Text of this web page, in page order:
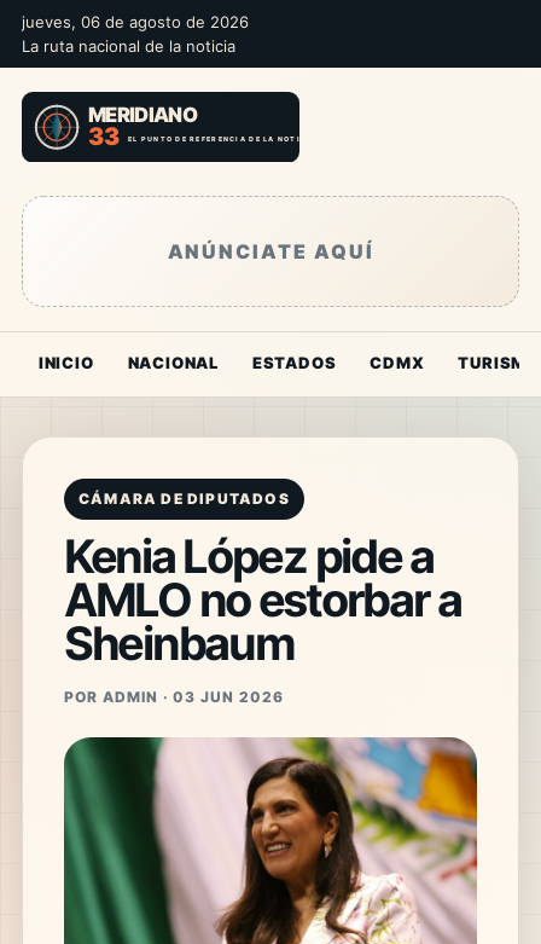
jueves, 06 de agosto de 2026
La ruta nacional de la noticia
ANÚNCIATE AQUÍ
INICIO NACIONAL ESTADOS CDMX TURISMO
CÁMARA DE DIPUTADOS
Kenia López pide a
AMLO no estorbar a
Sheinbaum
POR ADMIN · 03 JUN 2026